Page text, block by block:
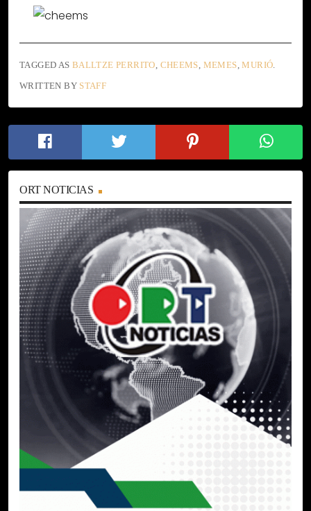
TAGGED AS BALLTZE PERRITO CHEEMS MEMES ,MURIÓ
WRITTEN BY STAFF
ORT NOTICIAS